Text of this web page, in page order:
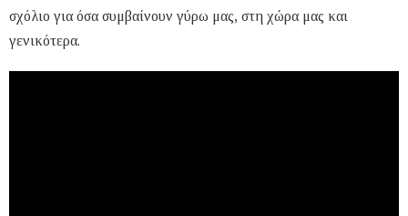
σχόλιο για όσα συμβαίνουν γύρω μας, στη χώρα μας και
γενικότερα.